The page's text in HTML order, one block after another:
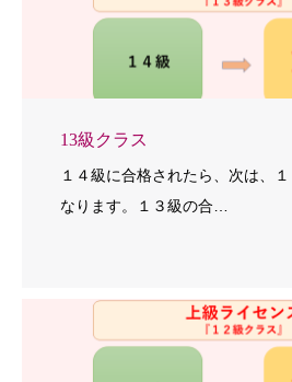
13級クラス
１４級に合格されたら、次は、
なります。１３級の合…